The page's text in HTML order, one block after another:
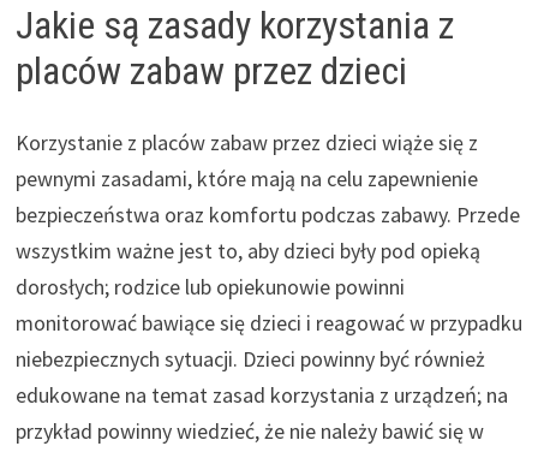
Jakie są zasady korzystania z
placów zabaw przez dzieci
Korzystanie z placów zabaw przez dzieci wiąże się z
pewnymi zasadami, które mają na celu zapewnienie
bezpieczeństwa oraz komfortu podczas zabawy. Przede
wszystkim ważne jest to, aby dzieci były pod opieką
dorosłych; rodzice lub opiekunowie powinni
monitorować bawiące się dzieci i reagować w przypadku
niebezpiecznych sytuacji. Dzieci powinny być również
edukowane na temat zasad korzystania z urządzeń; na
przykład powinny wiedzieć, że nie należy bawić się w